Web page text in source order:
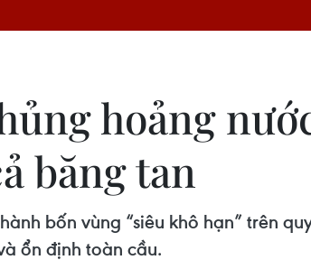
hoảng
băng tan
bốn vùng “siêu khô hạn” trên
ổn định toàn cầu.